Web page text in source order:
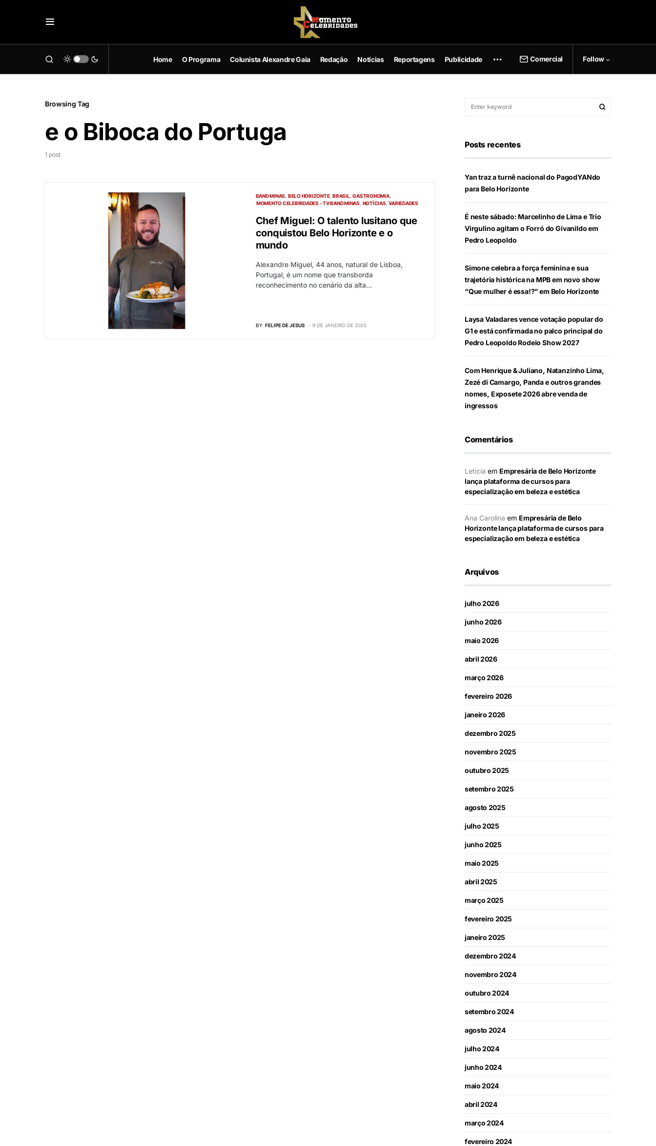
Home O Programa Colunista Alexandre Gaia Redação Notícias Reportagens Publicidade Comercial Follow
Browsing Tag
e o Biboca do Portuga
1 post
BAND MINAS BELO HORIZONTE BRASIL GASTRONOMIA
MOMENTO CELEBRIDADES - TV BAND MINAS NOTÍCIAS VARIEDADES
Chef Miguel: O talento lusitano que
conquistou Belo Horizonte e o
mundo
Alexandre Miguel, 44 anos, natural de Lisboa,
Portugal, é um nome que transborda
reconhecimento no cenário da alta…
BY FELIPE DE JESUS 9 DE JANEIRO DE 2025
Posts recentes
Yan traz a turnê nacional do PagodYANdo
para Belo Horizonte
É neste sábado: Marcelinho de Lima e Trio
Virgulino agitam o Forró do Givanildo em
Pedro Leopoldo
Simone celebra a força feminina e sua
trajetória histórica na MPB em novo show
“Que mulher é essa!?” em Belo Horizonte
Laysa Valadares vence votação popular do
G1 e está confirmada no palco principal do
Pedro Leopoldo Rodeio Show 2027
Com Henrique & Juliano, Natanzinho Lima,
Zezé di Camargo, Panda e outros grandes
nomes, Exposete 2026 abre venda de
ingressos
Comentários
Leticia em Empresária de Belo Horizonte
lança plataforma de cursos para
especialização em beleza e estética
Ana Carolina em Empresária de Belo
Horizonte lança plataforma de cursos para
especialização em beleza e estética
Arquivos
julho 2026
junho 2026
maio 2026
abril 2026
março 2026
fevereiro 2026
janeiro 2026
dezembro 2025
novembro 2025
outubro 2025
setembro 2025
agosto 2025
julho 2025
junho 2025
maio 2025
abril 2025
março 2025
fevereiro 2025
janeiro 2025
dezembro 2024
novembro 2024
outubro 2024
setembro 2024
agosto 2024
julho 2024
junho 2024
maio 2024
abril 2024
março 2024
fevereiro 2024